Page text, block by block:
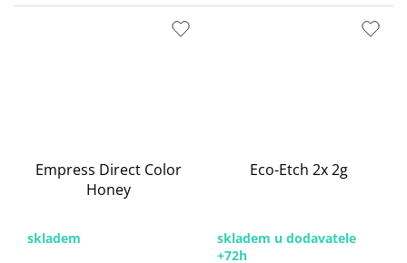
Empress Direct Color
Honey
skladem
Eco-Etch 2x 2g
skladem u dodavatele
+72h